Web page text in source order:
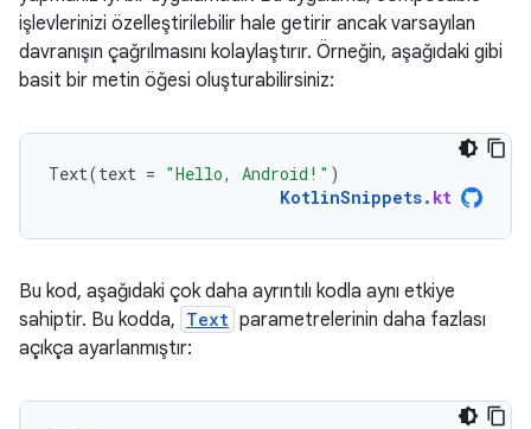
işlevlerinizi özelleştirilebilir hale getirir ancak varsayılan
davranışın çağrılmasını kolaylaştırır. Örneğin, aşağıdaki gibi
basit bir metin öğesi oluşturabilirsiniz:
Text(text = "Hello, Android!" )
KotlinSnippets. kt
Bu kod, aşağıdaki çok daha ayrıntılı kodla aynı etkiye
sahiptir. Bu kodda, Text parametrelerinin daha fazlası
açıkça ayarlanmıştır: